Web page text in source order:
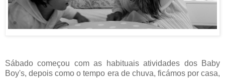
Sábado começou com as habituais atividades dos Baby
Boy's, depois como o tempo era de chuva, ficámos por casa,